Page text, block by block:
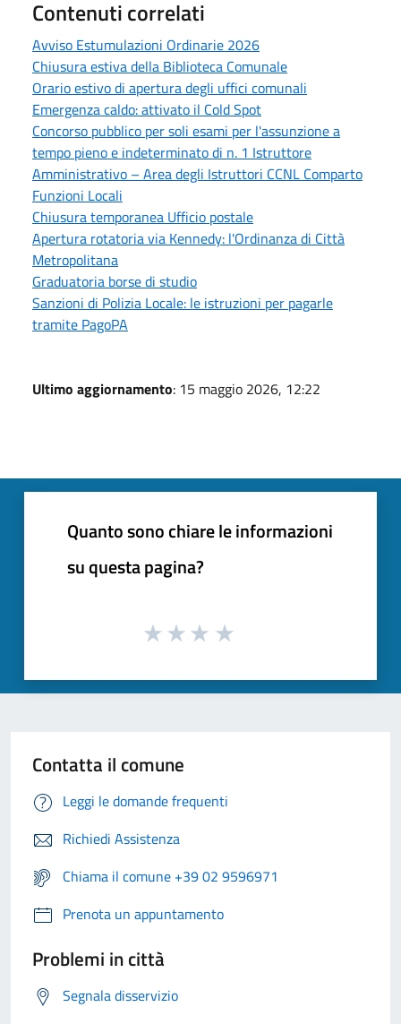
Contenuti correlati
Avviso Estumulazioni Ordinarie 2026
Chiusura estiva della Biblioteca Comunale
Orario estivo di apertura degli uffici comunali
Emergenza caldo: attivato il Cold Spot
Concorso pubblico per soli esami per l'assunzione a
tempo pieno e indeterminato di n. 1 Istruttore
Amministrativo – Area degli Istruttori CCNL Comparto
Funzioni Locali
Chiusura temporanea Ufficio postale
Apertura rotatoria via Kennedy: l'Ordinanza di Città
Metropolitana
Graduatoria borse di studio
Sanzioni di Polizia Locale: le istruzioni per pagarle
tramite PagoPA
Ultimo aggiornamento: 15 maggio 2026, 12:22
Quanto sono chiare le informazioni
su questa pagina?
Contatta il comune
Leggi le domande frequenti
Richiedi Assistenza
Chiama il comune +39 02 9596971
Prenota un appuntamento
Problemi in città
Segnala disservizio